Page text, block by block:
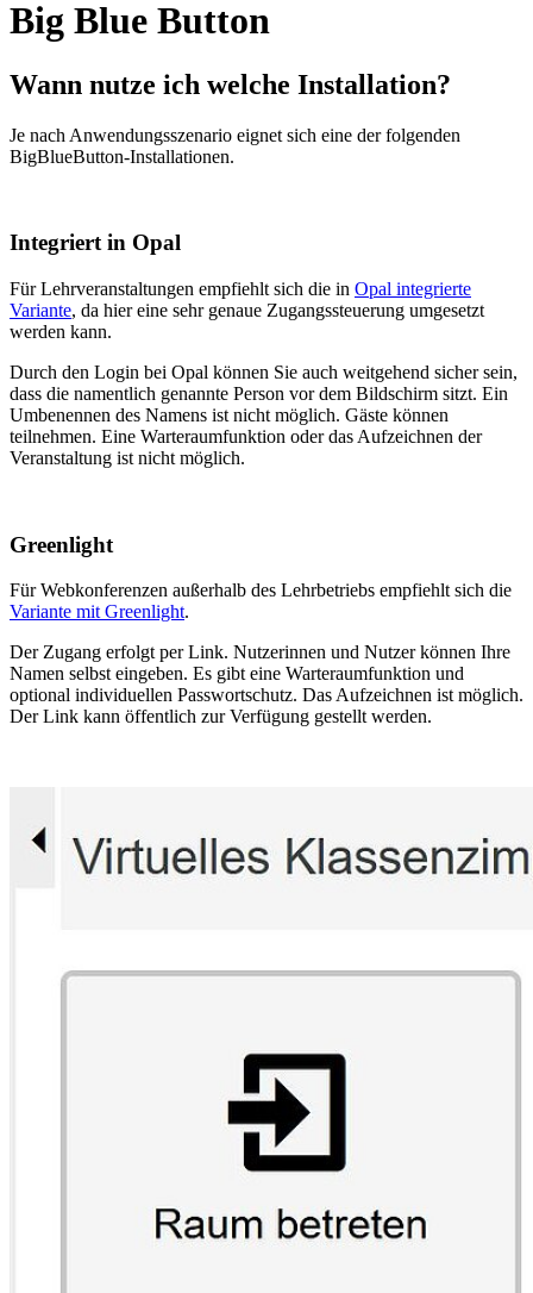
Big Blue Button
Wann nutze ich welche Installation?
Je nach Anwendungsszenario eignet sich eine der folgenden
BigBlueButton-Installationen.
Integriert in Opal
Für Lehrveranstaltungen empfiehlt sich die in Opal integrierte
Variante, da hier eine sehr genaue Zugangssteuerung umgesetzt
werden kann.
Durch den Login bei Opal können Sie auch weitgehend sicher sein,
dass die namentlich genannte Person vor dem Bildschirm sitzt. Ein
Umbenennen des Namens ist nicht möglich. Gäste können
teilnehmen. Eine Warteraumfunktion oder das Aufzeichnen der
Veranstaltung ist nicht möglich.
Greenlight
Für Webkonferenzen außerhalb des Lehrbetriebs empfiehlt sich die
Variante mit Greenlight.
Der Zugang erfolgt per Link. Nutzerinnen und Nutzer können Ihre
Namen selbst eingeben. Es gibt eine Warteraumfunktion und
optional individuellen Passwortschutz. Das Aufzeichnen ist möglich.
Der Link kann öffentlich zur Verfügung gestellt werden.